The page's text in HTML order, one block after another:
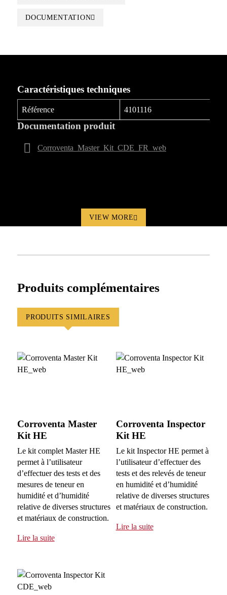
DOCUMENTATION
Caractéristiques techniques
Référence 4101116
Documentation produit
Corroventa_Master_Kit_CDE_FR_web
VIEW MORE
Produits complémentaires
PRODUITS SIMILAIRES
Corroventa Master
Kit HE
Le kit complet Master HE
permet à l’utilisateur
d’effectuer des tests et des
mesures de teneur en
humidité et d’humidité
relative de diverses structures
et matériaux de construction.
Lire la suite
Corroventa Inspector
Kit HE
Le kit Inspector HE permet à
l’utilisateur d’effectuer des
tests et des relevés de teneur
en humidité et d’humidité
relative de diverses structures
et matériaux de construction.
Lire la suite